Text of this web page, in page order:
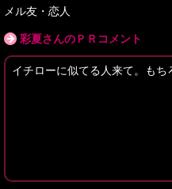
メル友・恋人
彩夏さんのＰＲコメント
イチローに似てる人来て。もち